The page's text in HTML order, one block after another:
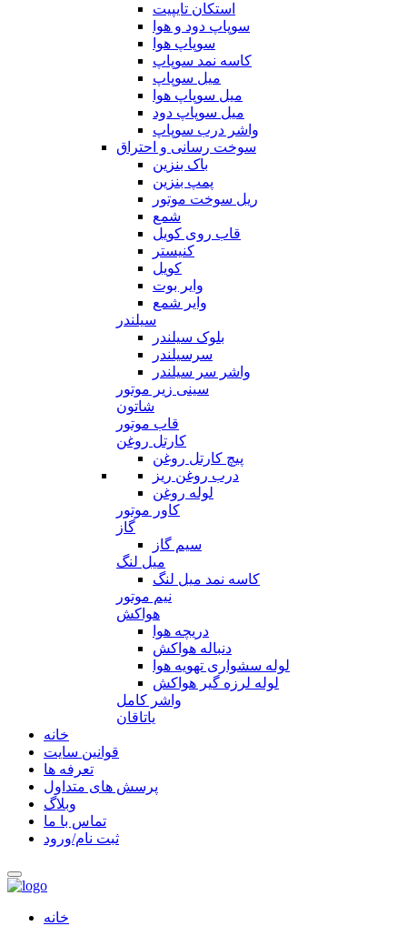
استکان تایپیت
سوپاپ دود و هوا
سوپاپ هوا
کاسه نمد سوپاپ
میل سوپاپ
میل سوپاپ هوا
میل سوپاپ دود
واشر درب سوپاپ
سوخت رسانی و احتراق
باک بنزین
پمپ بنزین
ریل سوخت موتور
شمع
قاب روی کویل
کنیستر
کویل
وایر بوت
وایر شمع
سیلندر
بلوک سیلندر
سرسیلندر
واشر سر سیلندر
سینی زیر موتور
شاتون
قاب موتور
کارتل روغن
پیچ کارتل روغن
درب روغن ریز
لوله روغن
کاور موتور
گاز
سیم گاز
میل لنگ
کاسه نمد میل لنگ
نیم موتور
هواکش
دریچه هوا
دنباله هواکش
لوله سشواری تهویه هوا
لوله لرزه گیر هواکش
واشر کامل
یاتاقان
خانه
قوانین سایت
تعرفه ها
پرسش های متداول
وبلاگ
تماس با ما
ثبت نام/ورود
خانه